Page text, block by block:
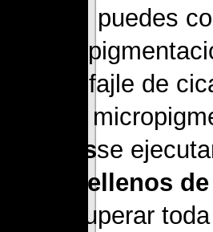
puedes
Camufajle de
tipo de
mamasse
Rellenos
recuperar